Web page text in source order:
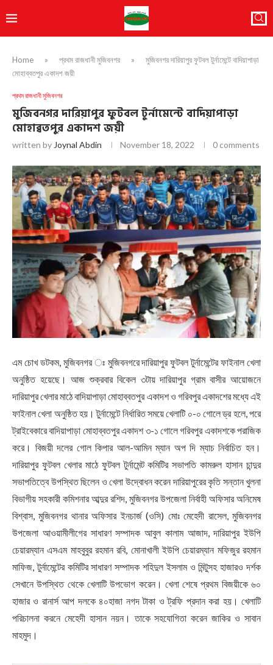
Home » প্রথম রাজধানী মুজিবনগর »
মুজিবনগর দারিয়াপুর ফুটবল টুর্নামেন্টে বাদিয়াপাড়া
মোহাব্বতপুর একাদশ জয়ী
প্রথম রাজধানী মুজিবনগর
মুজিবনগর দারিয়াপুর ফুটবল টুর্নামেন্টে বাদিয়াপাড়া
মোহাব্বতপুর একাদশ জয়ী
written by Joynal Abdin November 18, 2022 0 comments
এম চোখ ডটকম, মুজিবনগর ঃ মুজিবনগরে দারিয়াপুর ফুটবল টুর্নামেন্টের ফাইনাল খেলা
অনুষ্ঠিত হয়েছে। আজ শুক্রবার বিকেল ৩টায় দারিয়াপুর গ্রাম বাসীর আয়োজনে
দারিয়াপুর খেলার মাঠে বাদিয়াপাড়া মোহাব্বতপুর একাদশ ও গরিবপুর একাদশের মধ্যে এই
ফাইনাল খেলা অনুষ্ঠিত হয়। টুর্নামেন্টে নির্ধারিত সময়ে খেলাটি ০-০ গোলে ড্র হলে, পরে
ট্রাইবেকারে বাদিয়াপাড়া মোহাব্বতপুর একাদশ ৩-১ গোলে গরিবপুর একাদশকে পরাজিক
করে। বিজয়ী দলের গোল কিপার আল-আমিন ম্যান অপ দি ম্যাচ নির্বাচিত হন।
দারিয়াপুর ফুটবল খেলার মাঠে ফুটবল টুর্নামেন্ট কমিটির সভাপতি কামরুল হাসান চান্দুর
সভাপতিত্বে উপস্থিত ছিলেন ও খেলা উদ্বোধন করেন দারিয়াপুরের কৃতি সন্তান খুলনা
বিভাগীয় সহকারী কমিশনার আব্দুর রশিদ, মুজিবনগর উপজেলা নির্বাহী অফিসার অনিমেষ
বিশ্বাস, মুজিবনগর থানার অফিসার ইনচার্জ (ওসি) মোঃ মেহেদী রাসেল, মুজিবনগর
উপজেলা আওয়ামীলীগের সাধারণ সম্পাদক আবুল কালাম আজাদ, দারিয়াপুর ইউপি
চেয়ারম্যান এসএম মাহবুবুর রহমান রবি, মোনাখালী ইউপি চেয়ারম্যান মফিজুর রহমান
মাফিজ, টুর্নামেন্টের কমিটির সাধারণ সম্পাদক শহিদুল ইসলাম ও মিন্টুসহ হাজারও দর্শক
সেখানে উপস্থিত থেকে খেলাটি উপভোগ করেন। খেলা শেষে প্রথম বিজয়ীকে ৬০
হাজার ও রানার্স আপ দলকে ৪০হাজা নগদ টাকা ও ট্রফি প্রদান করা হয়। খেলাটি
পরিচালনা করনে মেহেদী হাসান নয়ন। তাকে সহযোগিতা করেন জাকির ও সাবান
মাহমুদ।